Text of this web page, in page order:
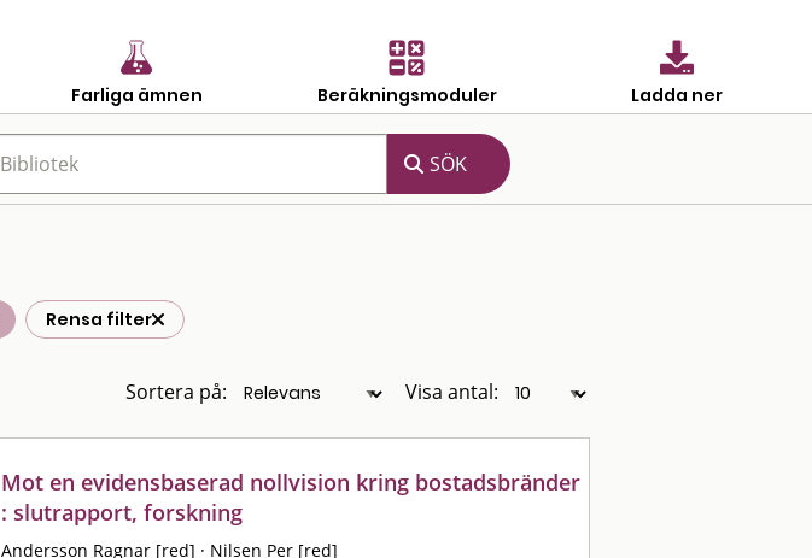
Farliga ämnen Beräkningsmoduler Ladda ner
Rensa filter
Sortera på: Visa antal:
Mot en evidensbaserad nollvision kring bostadsbränder
: slutrapport, forskning
Andersson Ragnar [red] · Nilsen Per [red]